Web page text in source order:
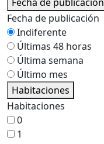
Fecha de publicación
Indiferente
Últimas 48 horas
Última semana
Último mes
Habitaciones
Habitaciones
0
1